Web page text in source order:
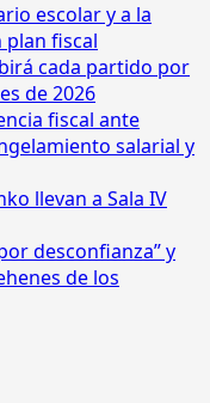
escolar y a la
plan fiscal
cada partido por
de 2026
fiscal ante
salarial y
llevan a Sala IV
desconfianza” y
de los